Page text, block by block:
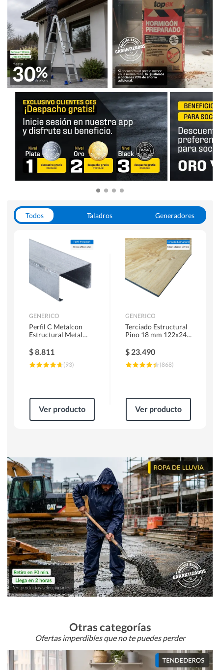
Todos Taladros
Generadores
Herramientas Manuales
Sierras Circulares
GENERICO
Perfil C Metalcon
Estructural Metal
$8.811
(93)
Ver producto
GENERICO
Terciado Estructural
Pino 18 mm 122x244
$ 23.490
(868)
Ver producto
Otras categorías
Ofertas imperdibles que no te puedes perder